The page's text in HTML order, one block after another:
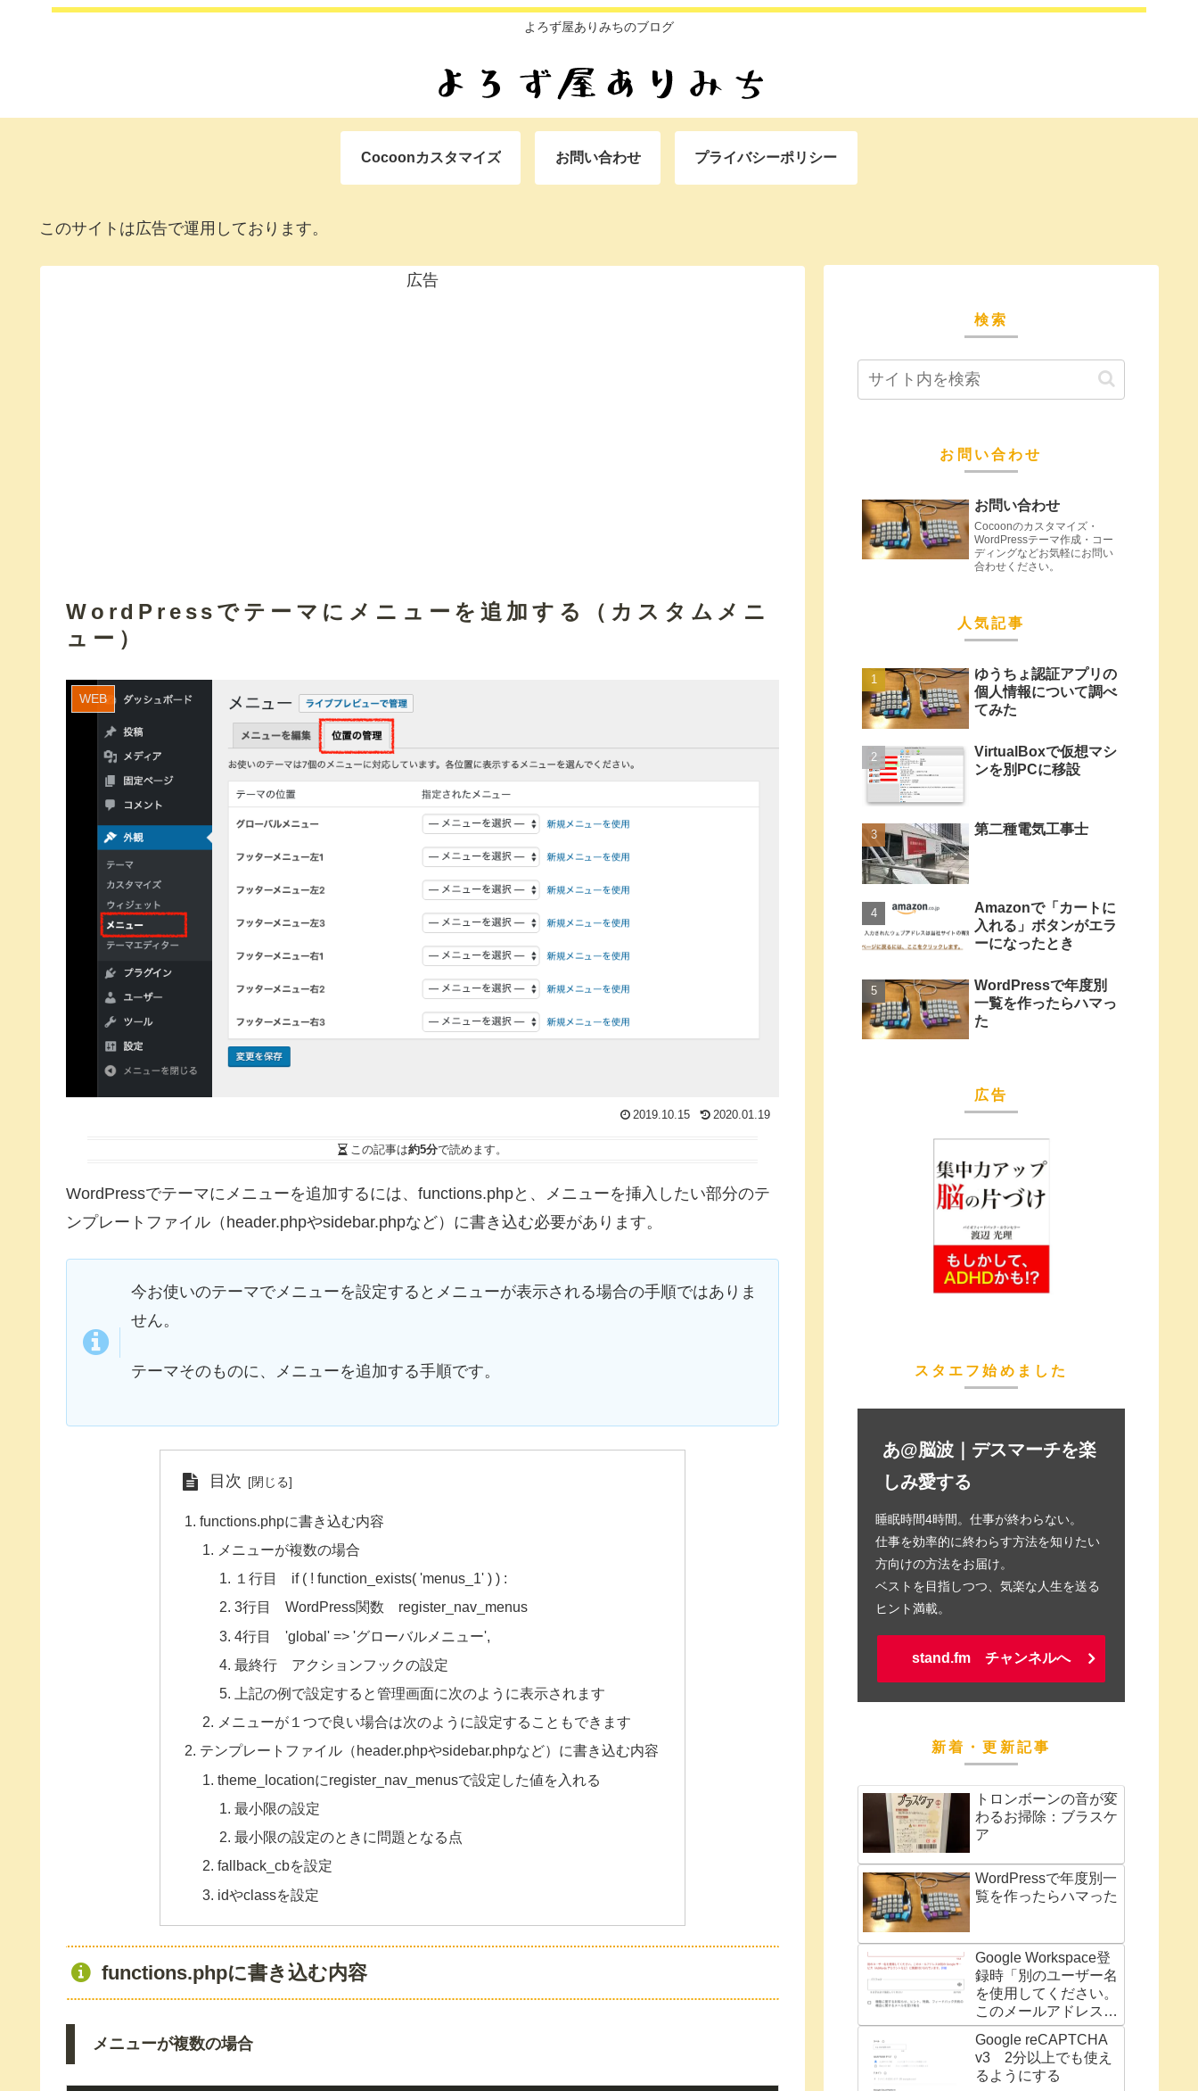
よろず屋ありみちのブログ
Cocoonカスタマイズ お問い合わせ プライバシーポリシー
このサイトは広告で運用しております。
広告
WordPressでテーマにメニューを追加する（カスタムメニ
ュー）
WEB
2019.10.15 2020.01.19
この記事は約5分で読めます。
WordPressでテーマにメニューを追加するには、functions.phpと、メニューを挿入したい部分のテ
ンプレートファイル（header.phpやsidebar.phpなど）に書き込む必要があります。
今お使いのテーマでメニューを設定するとメニューが表示される場合の手順ではありま
せん。
テーマそのものに、メニューを追加する手順です。
目次
functions.phpに書き込む内容
メニューが複数の場合
１行目 if ( ! function_exists( 'menus_1' ) ) :
3行目 WordPress関数 register_nav_menus
4行目 'global' => 'グローバルメニュー',
最終行 アクションフックの設定
上記の例で設定すると管理画面に次のように表示されます
メニューが１つで良い場合は次のように設定することもできます
テンプレートファイル（header.phpやsidebar.phpなど）に書き込む内容
theme_locationにregister_nav_menusで設定した値を入れる
最小限の設定
最小限の設定のときに問題となる点
fallback_cbを設定
idやclassを設定
functions.phpに書き込む内容
メニューが複数の場合
検索
お問い合わせ
お問い合わせ
Cocoonのカスタマイズ・
WordPressテーマ作成・コー
ディングなどお気軽にお問い
合わせください。
人気記事
ゆうちょ認証アプリの
個人情報について調べ
てみた
VirtualBoxで仮想マシ
ンを別PCに移設
第二種電気工事士
Amazonで「カートに
入れる」ボタンがエラ
ーになったとき
WordPressで年度別
一覧を作ったらハマっ
た
広告
スタエフ始めました
あ@脳波｜デスマーチを楽
しみ愛する
睡眠時間4時間。仕事が終わらない。
仕事を効率的に終わらす方法を知りたい
方向けの方法をお届け。
ベストを目指しつつ、気楽な人生を送る
ヒント満載。
stand.fm チャンネルへ
新着・更新記事
トロンボーンの音が変
わるお掃除：ブラスケ
ア
WordPressで年度別一
覧を作ったらハマった
Google Workspace登
録時「別のユーザー名
を使用してください。
このメールアドレスは
別の Google サービス
（AdWords アカウン
トなど）に関連付けら
れています」の対処法
Google reCAPTCHA
v3 2分以上でも使え
るようにする